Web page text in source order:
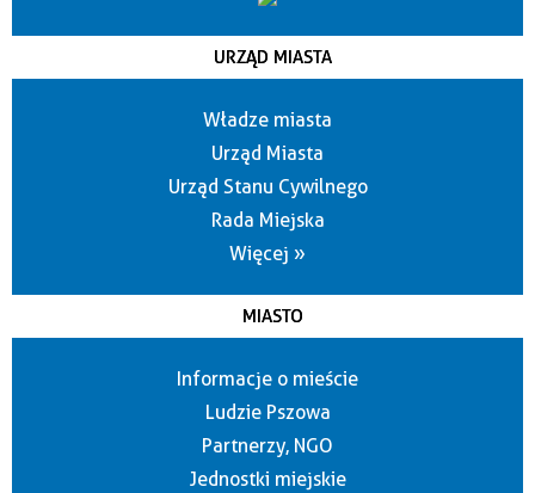
URZĄD MIASTA
Władze miasta
Urząd Miasta
Urząd Stanu Cywilnego
Rada Miejska
Więcej »
MIASTO
Informacje o mieście
Ludzie Pszowa
Partnerzy, NGO
Jednostki miejskie